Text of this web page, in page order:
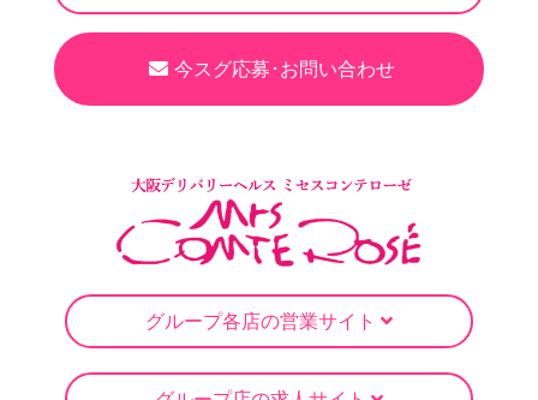
今スグ応募･お問い合わせ
グループ各店の営業サイト